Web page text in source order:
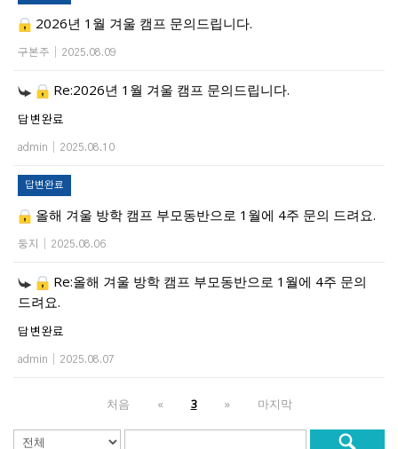
2026년 1월 겨울 캠프 문의드립니다.
구본주 2025.08.09
Re:2026년 1월 겨울 캠프 문의드립니다.
답변완료
admin 2025.08.10
답변완료
올해 겨울 방학 캠프 부모동반으로 1월에 4주 문의 드려요.
둥지 2025.08.06
Re:올해 겨울 방학 캠프 부모동반으로 1월에 4주 문의
드려요.
답변완료
admin 2025.08.07
처음 « 3 » 마지막